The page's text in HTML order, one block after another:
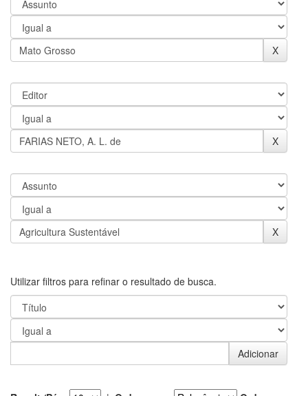
Utilizar filtros para refinar o resultado de busca.